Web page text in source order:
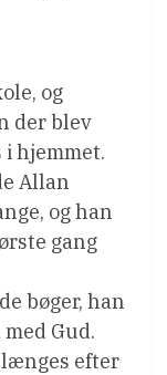
og
der blev
hjemmet.
Allan
og han
gang
bøger, han
Gud.
længes efter